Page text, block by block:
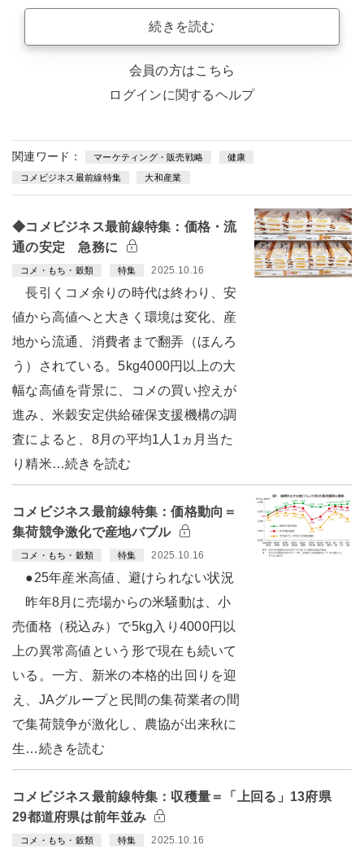
続きを読む
会員の方はこちら
ログインに関するヘルプ
関連ワード： マーケティング・販売戦略 健康
コメビジネス最前線特集 大和産業
◆コメビジネス最前線特集：価格・流
通の安定 急務に
コメ・もち・穀類 特集 2025.10.16
長引くコメ余りの時代は終わり、安
値から高値へと大きく環境は変化、産
地から流通、消費者まで翻弄（ほんろ
う）されている。5kg4000円以上の大
幅な高値を背景に、コメの買い控えが
進み、米穀安定供給確保支援機構の調
査によると、8月の平均1人1ヵ月当た
り精米…続きを読む
コメビジネス最前線特集：価格動向＝
集荷競争激化で産地バブル
コメ・もち・穀類 特集 2025.10.16
●25年産米高値、避けられない状況
昨年8月に売場からの米騒動は、小
売価格（税込み）で5kg入り4000円以
上の異常高値という形で現在も続いて
いる。一方、新米の本格的出回りを迎
え、JAグループと民間の集荷業者の間
で集荷競争が激化し、農協が出来秋に
生…続きを読む
コメビジネス最前線特集：収穫量＝「上回る」13府県
29都道府県は前年並み
コメ・もち・穀類 特集 2025.10.16